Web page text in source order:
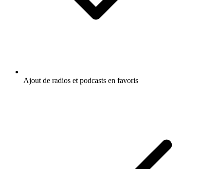
Ajout de radios et podcasts en favoris